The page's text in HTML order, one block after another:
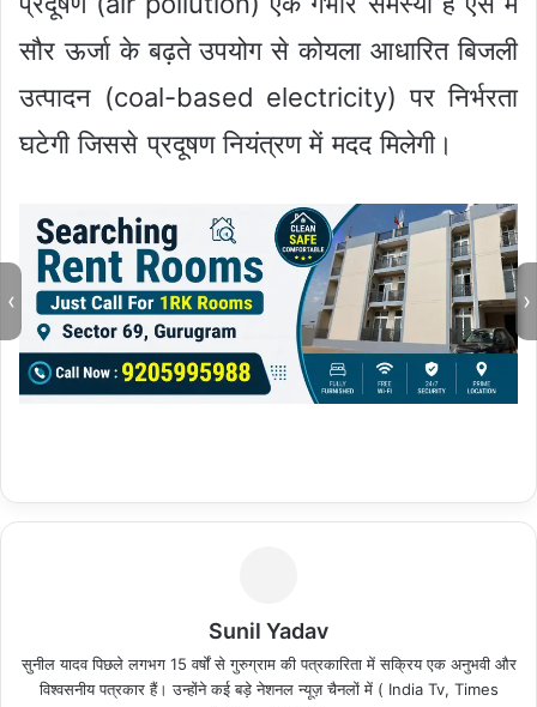
सौर ऊर्जा के बढ़ते उपयोग से कोयला आधारित बिजली
उत्पादन (coal-based electricity) पर निर्भरता
घटेगी जिससे प्रदूषण नियंत्रण में मदद मिलेगी।
Sunil Yadav
सुनील यादव पिछले लगभग 15 वर्षों से गुरुग्राम की पत्रकारिता में सक्रिय एक अनुभवी और
विश्वसनीय पत्रकार हैं। उन्होंने कई बड़े नेशनल न्यूज़ चैनलों में ( India Tv, Times
‹ ›